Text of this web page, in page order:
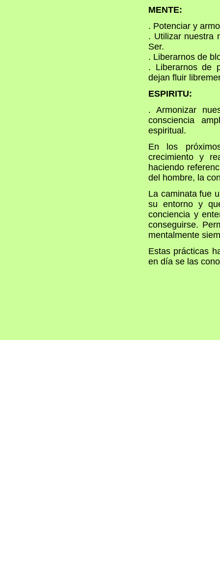
MENTE:
. Potenciar y
. Utilizar nuestra
Ser.
. Liberarnos de
. Liberarnos de
dejan fluir
ESPIRITU:
. Armonizar
consciencia
espiritual.
En los
crecimiento y
haciendo
del hombre, la
La caminata fue
su entorno y
conciencia y
conseguirse.
mentalmente
Estas prácticas
en día se las